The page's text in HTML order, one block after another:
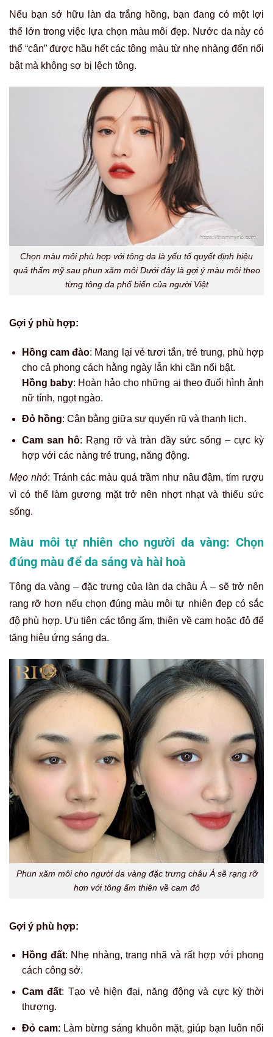
Nếu bạn sở hữu làn da trắng hồng, bạn đang có một lợi
thế lớn trong việc lựa chọn màu môi đẹp. Nước da này có
thể “cân” được hầu hết các tông màu từ nhẹ nhàng đến nổi
bật mà không sợ bị lệch tông.
Chọn màu môi phù hợp với tông da là yếu tố quyết định hiệu
quả thẩm mỹ sau phun xăm môi Dưới đây là gợi ý màu môi theo
từng tông da phổ biến của người Việt
Gợi ý phù hợp:
Hồng cam đào: Mang lại vẻ tươi tắn, trẻ trung, phù hợp
cho cả phong cách hằng ngày lẫn khi cần nổi bật.
Hồng baby: Hoàn hảo cho những ai theo đuổi hình ảnh
nữ tính, ngọt ngào.
Đỏ hồng: Cân bằng giữa sự quyến rũ và thanh lịch.
Cam san hô: Rạng rỡ và tràn đầy sức sống – cực kỳ
hợp với các nàng trẻ trung, năng động.
Mẹo nhỏ: Tránh các màu quá trầm như nâu đậm, tím rượu
vì có thể làm gương mặt trở nên nhợt nhạt và thiếu sức
sống.
Màu môi tự nhiên cho người da vàng: Chọn
đúng màu để da sáng và hài hoà
Tông da vàng – đặc trưng của làn da châu Á – sẽ trở nên
rạng rỡ hơn nếu chọn đúng màu môi tự nhiên đẹp có sắc
độ phù hợp. Ưu tiên các tông ấm, thiên về cam hoặc đỏ để
tăng hiệu ứng sáng da.
Phun xăm môi cho người da vàng đặc trưng châu Á sẽ rạng rỡ
hơn với tông ấm thiên về cam đỏ
Gợi ý phù hợp:
Hồng đất: Nhẹ nhàng, trang nhã và rất hợp với phong
cách công sở.
Cam đất: Tạo vẻ hiện đại, năng động và cực kỳ thời
thượng.
Đỏ cam: Làm bừng sáng khuôn mặt, giúp bạn luôn nổi